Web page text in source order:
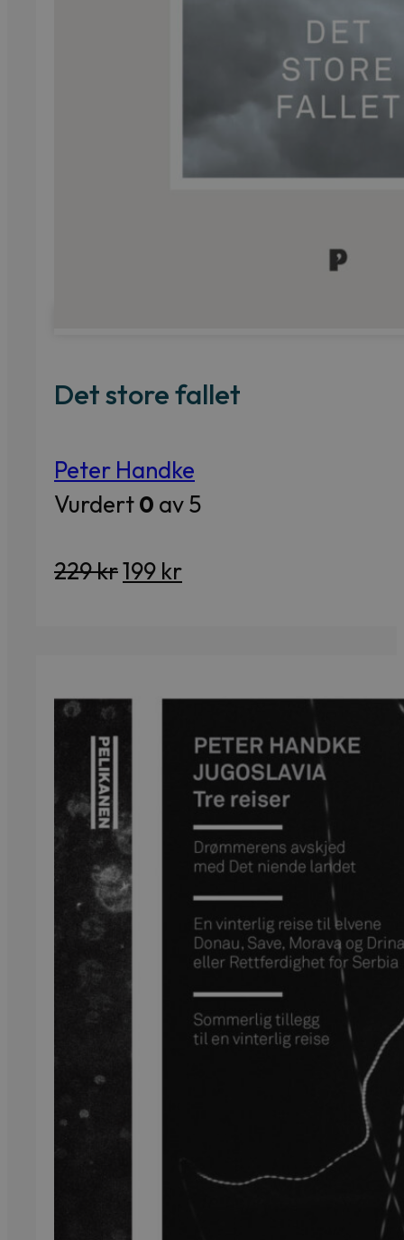
Det store fallet
Peter Handke
Vurdert0 av 5
229krOpprinnelig
199 krNåværende